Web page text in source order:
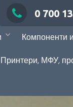
0 700
Компоненти
Принтери, МФУ,